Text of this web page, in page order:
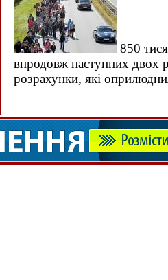
850
впродовж наступних двох
розрахунки, які